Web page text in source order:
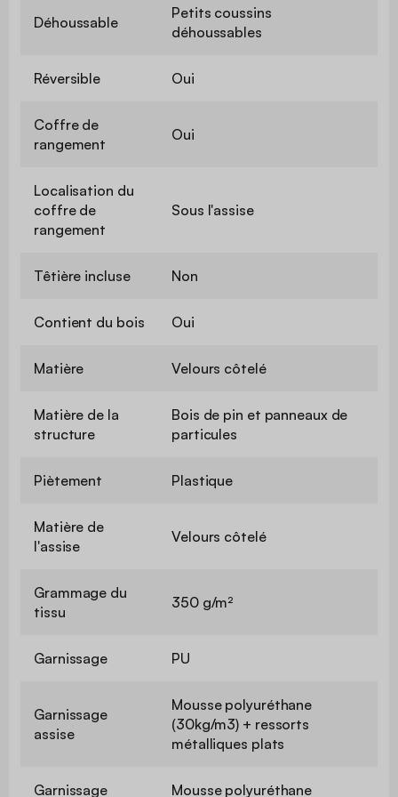
Déhoussable
Petits coussins
déhoussables
Réversible Oui
Coffre de
rangement
Oui
Localisation du
coffre de
rangement
Sous l'assise
Têtière incluse Non
Contient du bois Oui
Matière Velours côtelé
Matière de la
structure
Bois de pin et panneaux de
particules
Piètement Plastique
Matière de
l'assise
Velours côtelé
Grammage du
tissu
350 g/m²
Garnissage PU
Garnissage
assise
Mousse polyuréthane
(30kg/m3) + ressorts
métalliques plats
Garnissage Mousse polyuréthane